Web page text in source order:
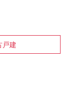
戸建